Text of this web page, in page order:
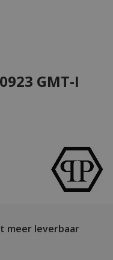
GMT-I
meer leverbaar